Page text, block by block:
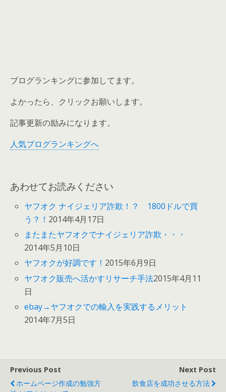
ブログランキングに参加してます。
よかったら、クリックお願いします。
記事更新の励みになります。
人気ブログランキングへ
あわせてお読みください
ヤフオク ナイジェリア詐欺！？ 1800ドルで買
う？！ 2014年4月17日
またまたヤフオクでナイジェリア詐欺・・・
2014年5月10日
ヤフオクが好調です！ 2015年6月9日
ヤフオク販売へ活かすリサーチ手法2015年4月11
日
ebay→ヤフオクでの輸入を実践するメリット
2014年7月5日
Previous Post
ホームページ作成の勉強方
Next Post
飲食店を成功させる方法